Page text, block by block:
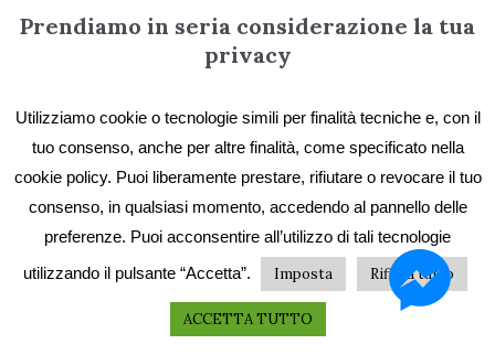
Sara Cacioli
Sergio Freschi
Sergio Secondiano Sacchi
Silvana Matarazzo
Simona Garbarino
Simone Soriani
Stefano De Franchi
Prendiamo in seria considerazione la tua
privacy
Utilizziamo cookie o tecnologie simili per finalità tecniche e, con il
tuo consenso, anche per altre finalità, come specificato nella
cookie policy. Puoi liberamente prestare, rifiutare o revocare il tuo
consenso, in qualsiasi momento, accedendo al pannello delle
preferenze. Puoi acconsentire all’utilizzo di tali tecnologie
utilizzando il pulsante “Accetta”.
Imposta Rifiuta tutto
ACCETTA TUTTO